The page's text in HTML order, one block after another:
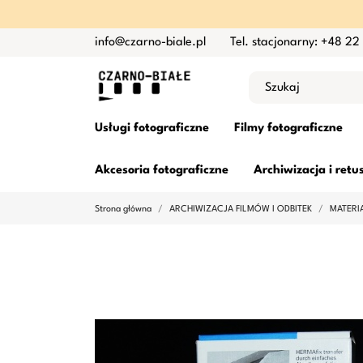
info@czarno-biale.pl Tel. stacjonarny: +48 22
Usługi fotograficzne Filmy fotograficzne
Akcesoria fotograficzne Archiwizacja i
Strona główna ARCHIWIZACJA FILMÓW I ODBITEK